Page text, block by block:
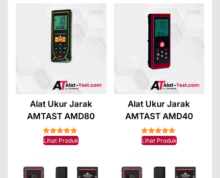
Alat Ukur Jarak
AMTAST AMD80
★★★★★
Lihat Produk
Alat Ukur Jarak
AMTAST AMD40
★★★★★
Lihat Produk